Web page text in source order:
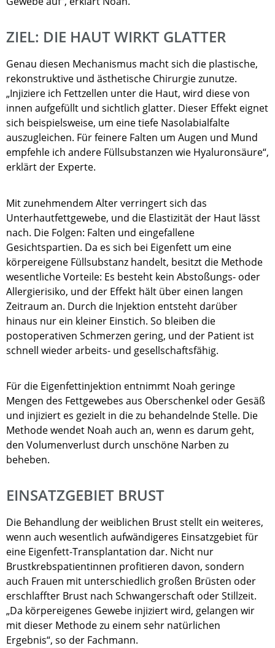
ZIEL: DIE HAUT WIRKT GLATTER
Genau diesen Mechanismus macht sich die plastische,
rekonstruktive und ästhetische Chirurgie zunutze.
„Injiziere ich Fettzellen unter die Haut, wird diese von
innen aufgefüllt und sichtlich glatter. Dieser Effekt eignet
sich beispielsweise, um eine tiefe Nasolabialfalte
auszugleichen. Für feinere Falten um Augen und Mund
empfehle ich andere Füllsubstanzen wie Hyaluronsäure“,
erklärt der Experte.
Mit zunehmendem Alter verringert sich das
Unterhautfettgewebe, und die Elastizität der Haut lässt
nach. Die Folgen: Falten und eingefallene
Gesichtspartien. Da es sich bei Eigenfett um eine
körpereigene Füllsubstanz handelt, besitzt die Methode
wesentliche Vorteile: Es besteht kein Abstoßungs- oder
Allergierisiko, und der Effekt hält über einen langen
Zeitraum an. Durch die Injektion entsteht darüber
hinaus nur ein kleiner Einstich. So bleiben die
postoperativen Schmerzen gering, und der Patient ist
schnell wieder arbeits- und gesellschaftsfähig.
Für die Eigenfettinjektion entnimmt Noah geringe
Mengen des Fettgewebes aus Oberschenkel oder Gesäß
und injiziert es gezielt in die zu behandelnde Stelle. Die
Methode wendet Noah auch an, wenn es darum geht,
den Volumenverlust durch unschöne Narben zu
beheben.
EINSATZGEBIET BRUST
Die Behandlung der weiblichen Brust stellt ein weiteres,
wenn auch wesentlich aufwändigeres Einsatzgebiet für
eine Eigenfett-Transplantation dar. Nicht nur
Brustkrebspatientinnen profitieren davon, sondern
auch Frauen mit unterschiedlich großen Brüsten oder
erschlaffter Brust nach Schwangerschaft oder Stillzeit.
„Da körpereigenes Gewebe injiziert wird, gelangen wir
mit dieser Methode zu einem sehr natürlichen
Ergebnis“, so der Fachmann.